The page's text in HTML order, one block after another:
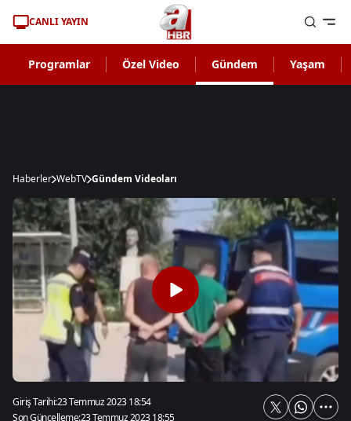
CANLI YAYIN
Programlar Özel Video Gündem Yaşam
Haberler WebTV Gündem Videoları
Giriş Tarihi:23 Temmuz 2023 18:54
Son Güncelleme:23 Temmuz 2023 18:55